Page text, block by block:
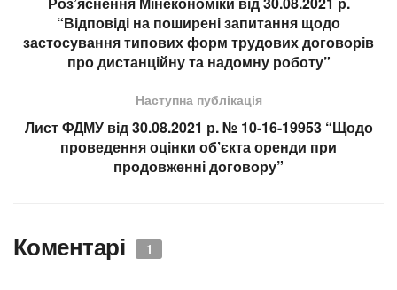
“Відповіді на поширені запитання щодо
застосування типових форм трудових договорів
про дистанційну та надомну роботу”
Наступна публікація
Лист ФДМУ від 30.08.2021 р. № 10-16-19953 “Щодо
проведення оцінки об’єкта оренди при
продовженні договору”
Коментарі 1